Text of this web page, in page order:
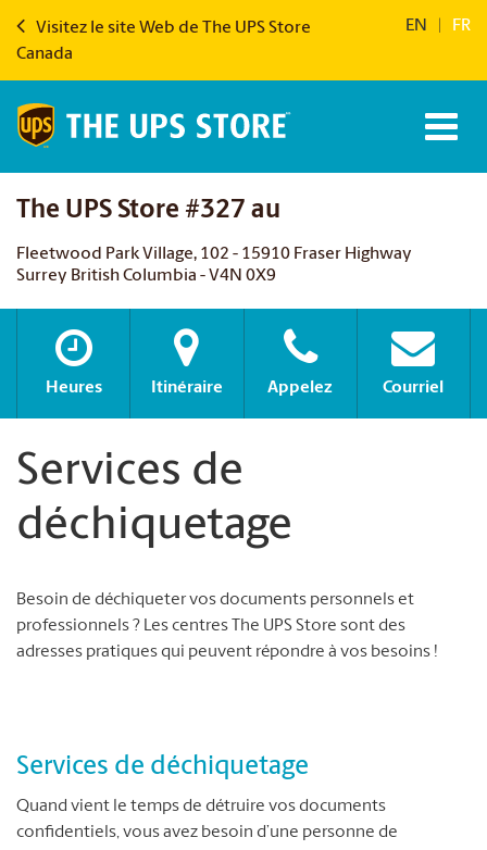
Visitez le site Web de The UPS Store
Canada
EN FR
The UPS Store #327 au
Fleetwood Park Village, 102 - 15910 Fraser Highway
Surrey British Columbia - V4N 0X9
Heures Itinéraire Appelez Courriel
Services de
déchiquetage
Besoin de déchiqueter vos documents personnels et
professionnels ? Les centres The UPS Store sont des
adresses pratiques qui peuvent répondre à vos besoins !
Services de déchiquetage
Quand vient le temps de détruire vos documents
confidentiels, vous avez besoin d’une personne de